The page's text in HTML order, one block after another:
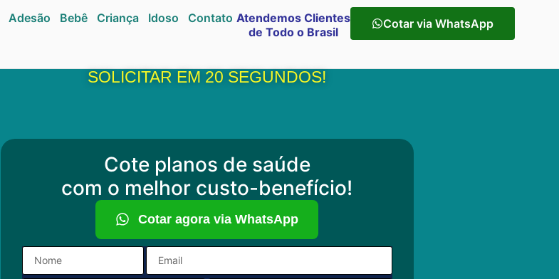
Adesão Bebê Criança Idoso Contato Atendemos Clientes
de Todo o Brasil
Cotar via WhatsApp
SOLICITAR EM 20 SEGUNDOS!
Cote planos de saúde
com o melhor custo-benefício!
Cotar agora via WhatsApp